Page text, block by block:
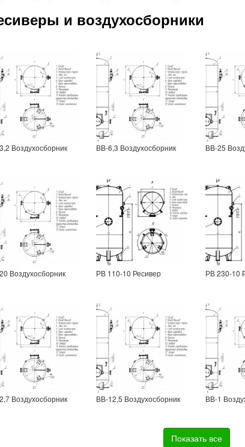
и воздухосборники
Воздухосборник ВВ-6,3 Воздухосборник ВВ-25
Воздухосборник РВ 110-10 Ресивер РВ 230-10
Воздухосборник ВВ-12,5 Воздухосборник ВВ-1
Показать все